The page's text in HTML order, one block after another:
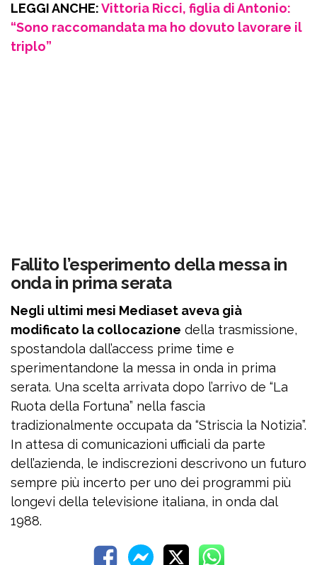
LEGGI ANCHE:Vittoria Ricci, figlia di Antonio:
“Sono raccomandata ma ho dovuto lavorare il
triplo”
Fallito l’esperimento della messa in
onda in prima serata
Negli ultimi mesi Mediaset aveva già
modificato la collocazione della trasmissione,
spostandola dall’access prime time e
sperimentandone la messa in onda in prima
serata. Una scelta arrivata dopo l’arrivo de “La
Ruota della Fortuna” nella fascia
tradizionalmente occupata da “Striscia la Notizia”.
In attesa di comunicazioni ufficiali da parte
dell’azienda, le indiscrezioni descrivono un futuro
sempre più incerto per uno dei programmi più
longevi della televisione italiana, in onda dal
1988.